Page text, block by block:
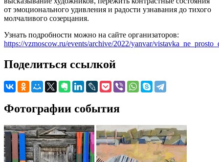
от эмоционального удивления и радости узнавания до тихого
молчаливого созерцания.
Узнать подробности можно на сайте организаторов:
https://vzmoscow.ru/events/archive/2022/yanvar/
Поделиться ссылкой
Фотографии события